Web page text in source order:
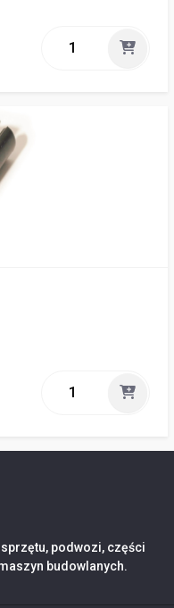
podwozi, części
budowlanych.